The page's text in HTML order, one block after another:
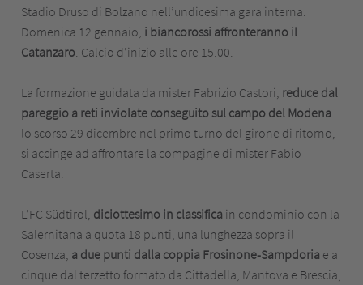
Stadio Druso di Bolzano nell’undicesima gara interna.
Domenica 12 gennaio, i biancorossi affronteranno il
Catanzaro . Calcio d’inizio alle ore 15.00.
La formazione guidata da mister Fabrizio Castori, reduce dal
pareggio a reti inviolate conseguito sul campo del Modena
lo scorso 29 dicembre nel primo turno del girone di ritorno,
si accinge ad affrontare la compagine di mister Fabio
Caserta.
L’FC Südtirol, diciottesimo in classifica in condominio con la
Salernitana a quota 18 punti, una lunghezza sopra il
Cosenza, a due punti dalla coppia Frosinone-Sampdoria e a
cinque dal terzetto formato da Cittadella, Mantova e Brescia,